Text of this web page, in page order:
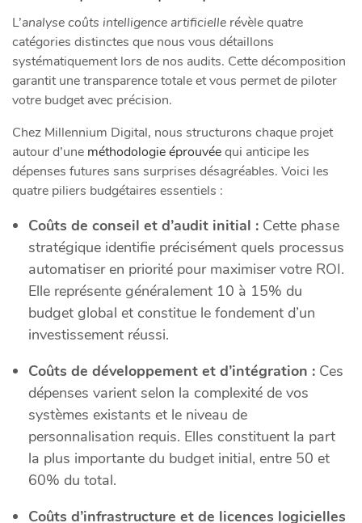
L’analyse coûts intelligence artificielle révèle quatre
catégories distinctes que nous vous détaillons
systématiquement lors de nos audits. Cette décomposition
garantit une transparence totale et vous permet de piloter
votre budget avec précision.
Chez Millennium Digital, nous structurons chaque projet
autour d’une méthodologie éprouvéequi anticipe les
dépenses futures sans surprises désagréables. Voici les
quatre piliers budgétaires essentiels :
Coûts de conseil et d’audit initial : Cette phase
stratégique identifie précisément quels processus
automatiser en priorité pour maximiser votre ROI.
Elle représente généralement 10 à 15% du
budget global et constitue le fondement d’un
investissement réussi.
Coûts de développement et d’intégration : Ces
dépenses varient selon la complexité de vos
systèmes existants et le niveau de
personnalisation requis. Elles constituent la part
la plus importante du budget initial, entre 50 et
60% du total.
Coûts d’infrastructure et de licences logicielles